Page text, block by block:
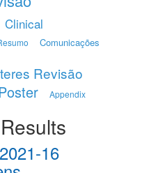
Clinical
Comunicações
Revisão
Appendix
16